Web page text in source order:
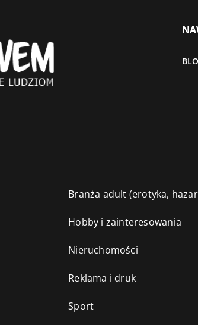
Branża adult (erotyka,
Hobby i zainteresowania
Nieruchomości
Reklama i druk
Sport